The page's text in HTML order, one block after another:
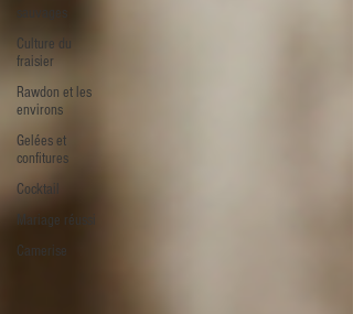
sauvages
Culture du
fraisier
Rawdon et les
environs
Gelées et
confitures
Cocktail
Mariage réussi
Camerise